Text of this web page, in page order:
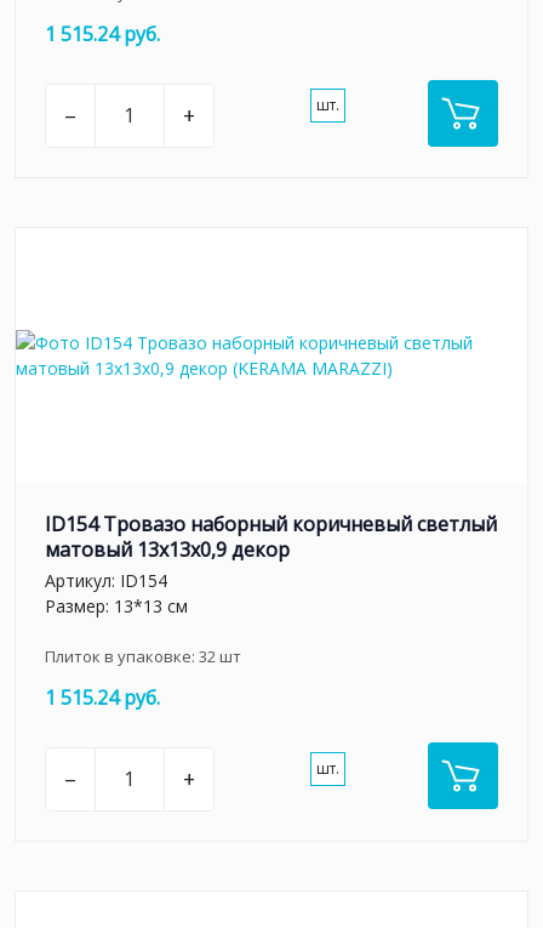
1 515.24 руб.
– + шт.
ID154 Тровазо наборный коричневый светлый
матовый 13x13x0,9 декор
Артикул: ID154
Размер: 13*13 см
Плиток в упаковке: 32шт
1 515.24 руб.
– + шт.